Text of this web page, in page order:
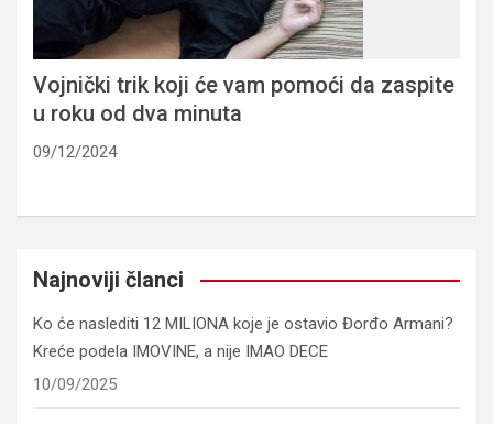
Vojnički trik koji će vam pomoći da zaspite
u roku od dva minuta
09/12/2024
Najnoviji članci
Ko će naslediti 12 MILIONA koje je ostavio Đorđo Armani?
Kreće podela IMOVINE, a nije IMAO DECE
10/09/2025